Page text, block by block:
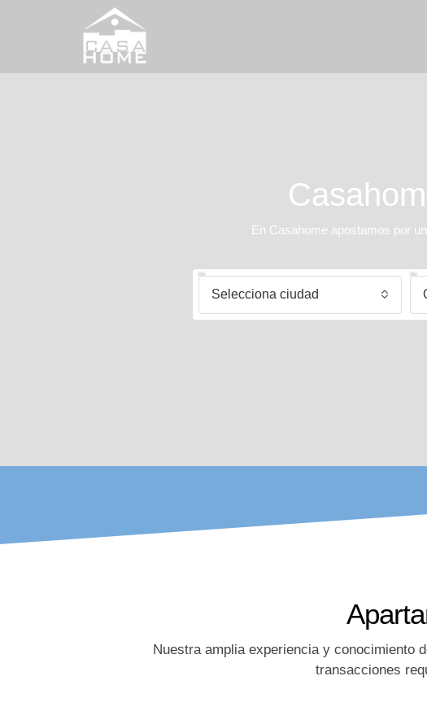
En Casahome apostamos por
Selecciona ciudad
Nuestra amplia experiencia y conocimiento
transacciones